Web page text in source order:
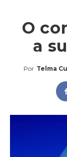
O
a
Por Telma